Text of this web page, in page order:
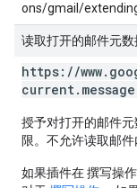
ons/gmail/
读取打开的邮件元数
https: //www.
current. message
授予对打开的邮件
限。不允许读取邮件
如果插件在 撰写操